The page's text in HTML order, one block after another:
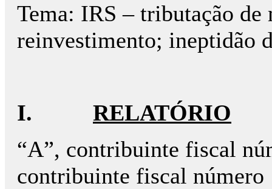
Tema: IRS – tributação
reinvestimento; ineptidão
I. RELATÓRIO
“A”, contribuinte fiscal
contribuinte fiscal